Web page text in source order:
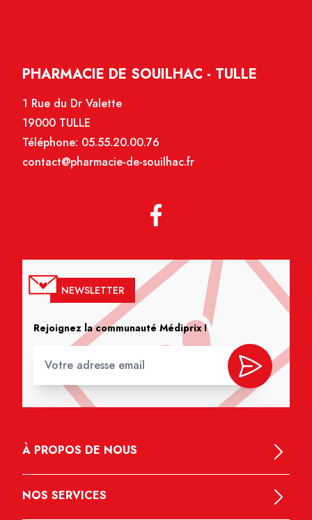
PHARMACIE DE SOUILHAC - TULLE
1 Rue du Dr Valette
19000 TULLE
Téléphone: 05.55.20.00.76
contact@pharmacie-de-souilhac.fr
NEWSLETTER
Rejoignez la communauté Médiprix !
À PROPOS DE NOUS
NOS SERVICES